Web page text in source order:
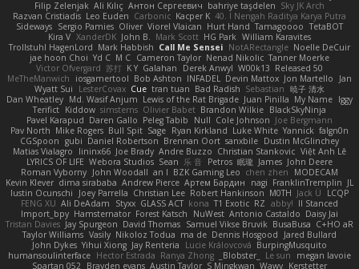
Filip Zelenjak Ali Kılıç Антон Сергеевич bahriye taşdelen Sky JK Arch
Razvan Cristiadis Leo Euden Carbonic Kacper K 40. I Nengah Raditya Karya Putra
Sideways Sergio Pamies Oliver Viorel Vlaican Hurt Hand Tamagoooo TetaBOT
Kira V XanderDK John B. Mark Scott HG Park William Karavites
Trollstuhl HagenLord Mark Habbish Call Me Sensei NotARectangle Noelle DeCuir
jae hoon Choi Yd C M C Cameron Taylor Nenad Nikolic Tanner Moerke
Victor Ofvergard 苏打 K Y Galahan Derek Anwyl W00k13 Released 50
MeTheManwich
iosgamertool Bob Ashton INFADEL Devin Mattox Jon Martello
Jan
Wyatt Sui
LesterCovax Cue tran tuan Bad Radish Sebastian 暁子 清水
Dan Wheatley Md. Wasif Anjum Lewis of the Rat Brigade Juan Pinilla My Name Iggy
Terifict Kiddow simsterns Olivier Babet Brandon Wilkie BlackSkyNinja
Pavel Karapud Daren Gallo Peleg Tabib Null Cole Johnson Joe Bergmann
Pav North Mike Rogers Bull Spit Sage Ryan Kirkland Luke White Yannick falgn0n
CGSpoon gubi Daniel Robertson Brennan Oort sanxbile Dustin McGlinchey
Matias Vialagro
lininx66 Joe Brady Andre Buzzo Christian Stankovic Việt Anh Lê
LYRICS OF LIFE Webora Studios Sean 乐 音 Petros 眠瓏 James John Deere
Roman Vyborny John Woodall an l BZK Gaming Leo chen zhen
MODECAM
Kevin Klever dima sirababa Andrew Pierce Артем Бардин nagi FranklinTremplin JL
Iustin Ocunschi
Joey Parrella Christian Lee Robert Hankinson M0TH Jack Ü
LCQP
FENG XU Ali DeAdam Styxx GLASS ACT kona T1 Exotic RZ abby! ll Stanced
Import_bpy Hamsternator Forest Katsch NuWest Antonio Castaldo Daisy Jai
Tristan Davies Jay Spurgeon David Thomas Samuel Vikse Bruvik BusaBusa C+HO aR
Taylor Williams Vasily Nikoloz Todua ma de Dennis Hosgood
Jared Bullard
John Dykes Yihui Xiong Jay Renteria Lucie Královcová BurpingMusquito
humansoulinterface Hector Estrada Ranya Zhong _Blobster_ Le sun
megan lavoie
Spartan 052 Brayden evans Austin Taylor S Mingkwan Wawy Kerstetter